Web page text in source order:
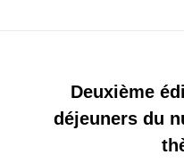
Onglet
Deuxième
déjeuners du